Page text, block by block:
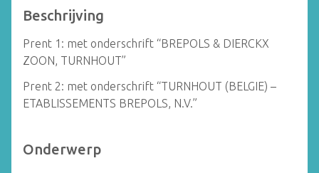
Beschrijving
Prent 1: met onderschrift “BREPOLS & DIERCKX
ZOON, TURNHOUT”
Prent 2: met onderschrift “TURNHOUT (BELGIE) –
ETABLISSEMENTS BREPOLS, N.V.”
Onderwerp